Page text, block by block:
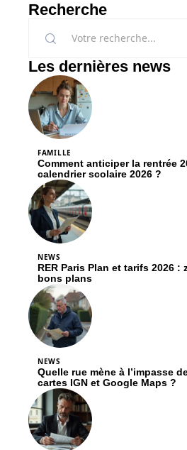
Recherche
Les dernières news
FAMILLE
Comment anticiper la rentrée
calendrier scolaire 2026 ?
NEWS
RER Paris Plan et tarifs 2026
bons plans
NEWS
Quelle rue mène à l’impasse
cartes IGN et Google Maps ?